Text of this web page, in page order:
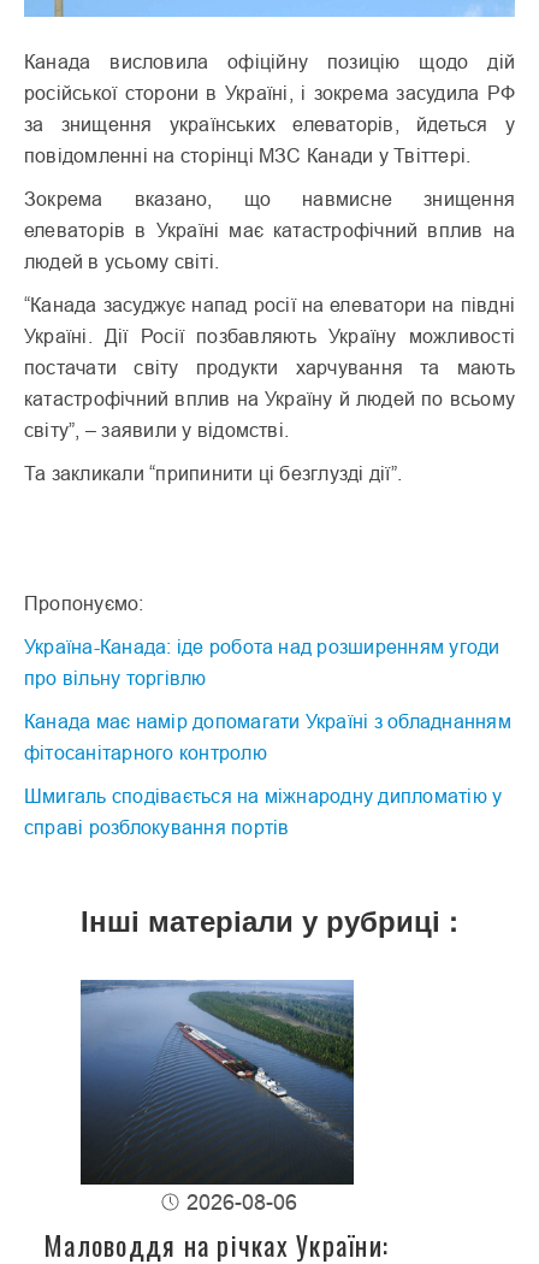
Канада висловила офіційну позицію щодо дій
російської сторони в Україні, і зокрема засудила РФ
за знищення українських елеваторів, йдеться у
повідомленні на сторінці МЗС Канади у Твіттері.
Зокрема вказано, що навмисне знищення
елеваторів в Україні має катастрофічний вплив на
людей в усьому світі.
“Канада засуджує напад росії на елеватори на півдні
Україні. Дії Росії позбавляють Україну можливості
постачати світу продукти харчування та мають
катастрофічний вплив на Україну й людей по всьому
світу”, – заявили у відомстві.
Та закликали “припинити ці безглузді дії”.
Пропонуємо:
Україна-Канада: іде робота над розширенням угоди
про вільну торгівлю
Канада має намір допомагати Україні з обладнанням
фітосанітарного контролю
Шмигаль сподівається на міжнародну дипломатію у
справі розблокування портів
Інші матеріали у рубриці :
2026-08-06
Маловоддя на річках України: